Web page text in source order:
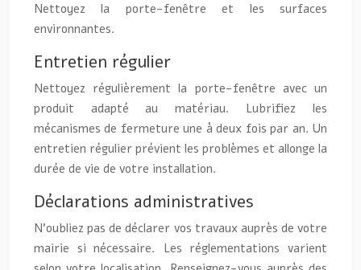
Nettoyez la porte-fenêtre et les surfaces
environnantes.
Entretien régulier
Nettoyez régulièrement la porte-fenêtre avec un
produit adapté au matériau. Lubrifiez les
mécanismes de fermeture une à deux fois par an. Un
entretien régulier prévient les problèmes et allonge la
durée de vie de votre installation.
Déclarations administratives
N’oubliez pas de déclarer vos travaux auprès de votre
mairie si nécessaire. Les réglementations varient